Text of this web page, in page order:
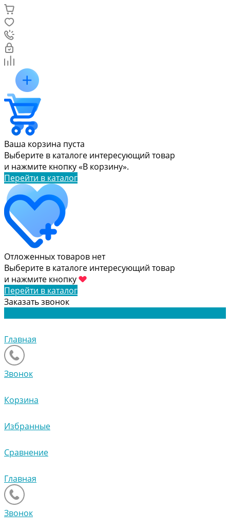
Ваша корзина пуста
Выберите в каталоге интересующий товар
и нажмите кнопку «В корзину».
Перейти в каталог
Отложенных товаров нет
Выберите в каталоге интересующий товар
и нажмите кнопку
Перейти в каталог
Заказать звонок
Главная
Звонок
Корзина
Избранные
Сравнение
Главная
Звонок